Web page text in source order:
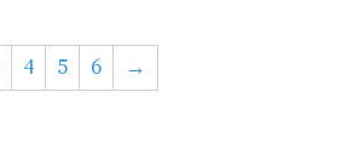
4 5 6 →